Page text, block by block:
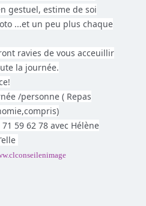
gestuel, estime de soi
...et un peu plus chaque
ravies de vous acceuillir
la journée.
/personne ( Repas
59 62 78 avec Hélène